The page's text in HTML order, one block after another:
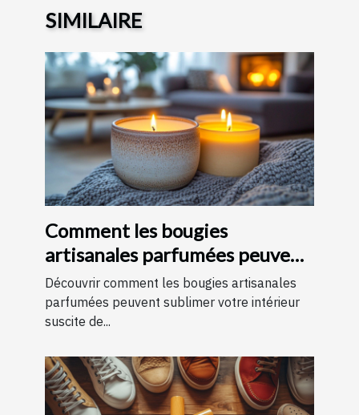
SIMILAIRE
Comment les bougies
artisanales parfumées peuvent
améliorer votre intérieur
Découvrir comment les bougies artisanales
parfumées peuvent sublimer votre intérieur
suscite de...